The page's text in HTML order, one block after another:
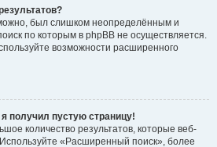
был слишком неопределённым и
по которым в phpBB не осуществляется.
возможности расширенного
получил пустую страницу!
количество результатов, которые веб-
«Расширенный поиск», более